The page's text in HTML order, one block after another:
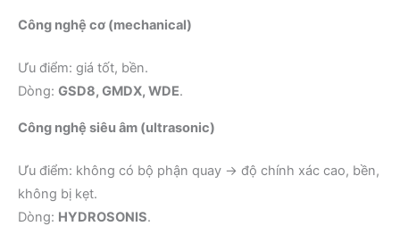
Công nghệ cơ (mechanical)
Ưu điểm: giá tốt, bền.
Dòng: GSD8, GMDX, WDE.
Công nghệ siêu âm (ultrasonic)
Ưu điểm: không có bộ phận quay → độ chính xác cao, bền,
không bị kẹt.
Dòng: HYDROSONIS.